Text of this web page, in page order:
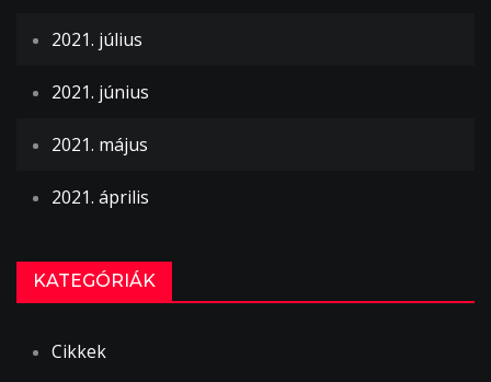
2021. július
2021. június
2021. május
2021. április
KATEGÓRIÁK
Cikkek